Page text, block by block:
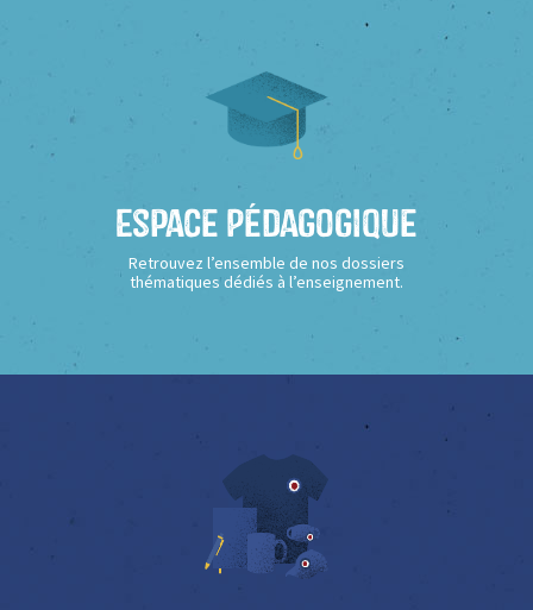
Espace Pédagogique
Retrouvez l’ensemble de nos dossiers
thématiques dédiés à l’enseignement.